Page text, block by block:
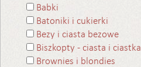
Babki
Batoniki i cukierki
Bezy i ciasta bezowe
Biszkopty - ciasta i ciastka
Brownies i blondies